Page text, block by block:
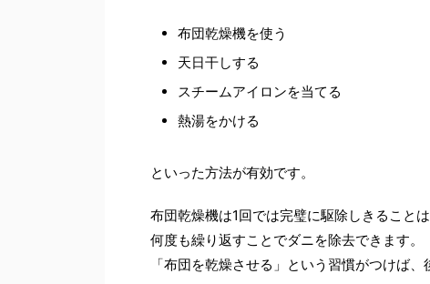
布団乾燥機を使う
天日干しする
スチームアイロンを当てる
熱湯をかける
といった方法が有効です。
布団乾燥機は1回では完璧に駆除しきることは
何度も繰り返すことでダニを除去できます。
「布団を乾燥させる」という習慣がつけば